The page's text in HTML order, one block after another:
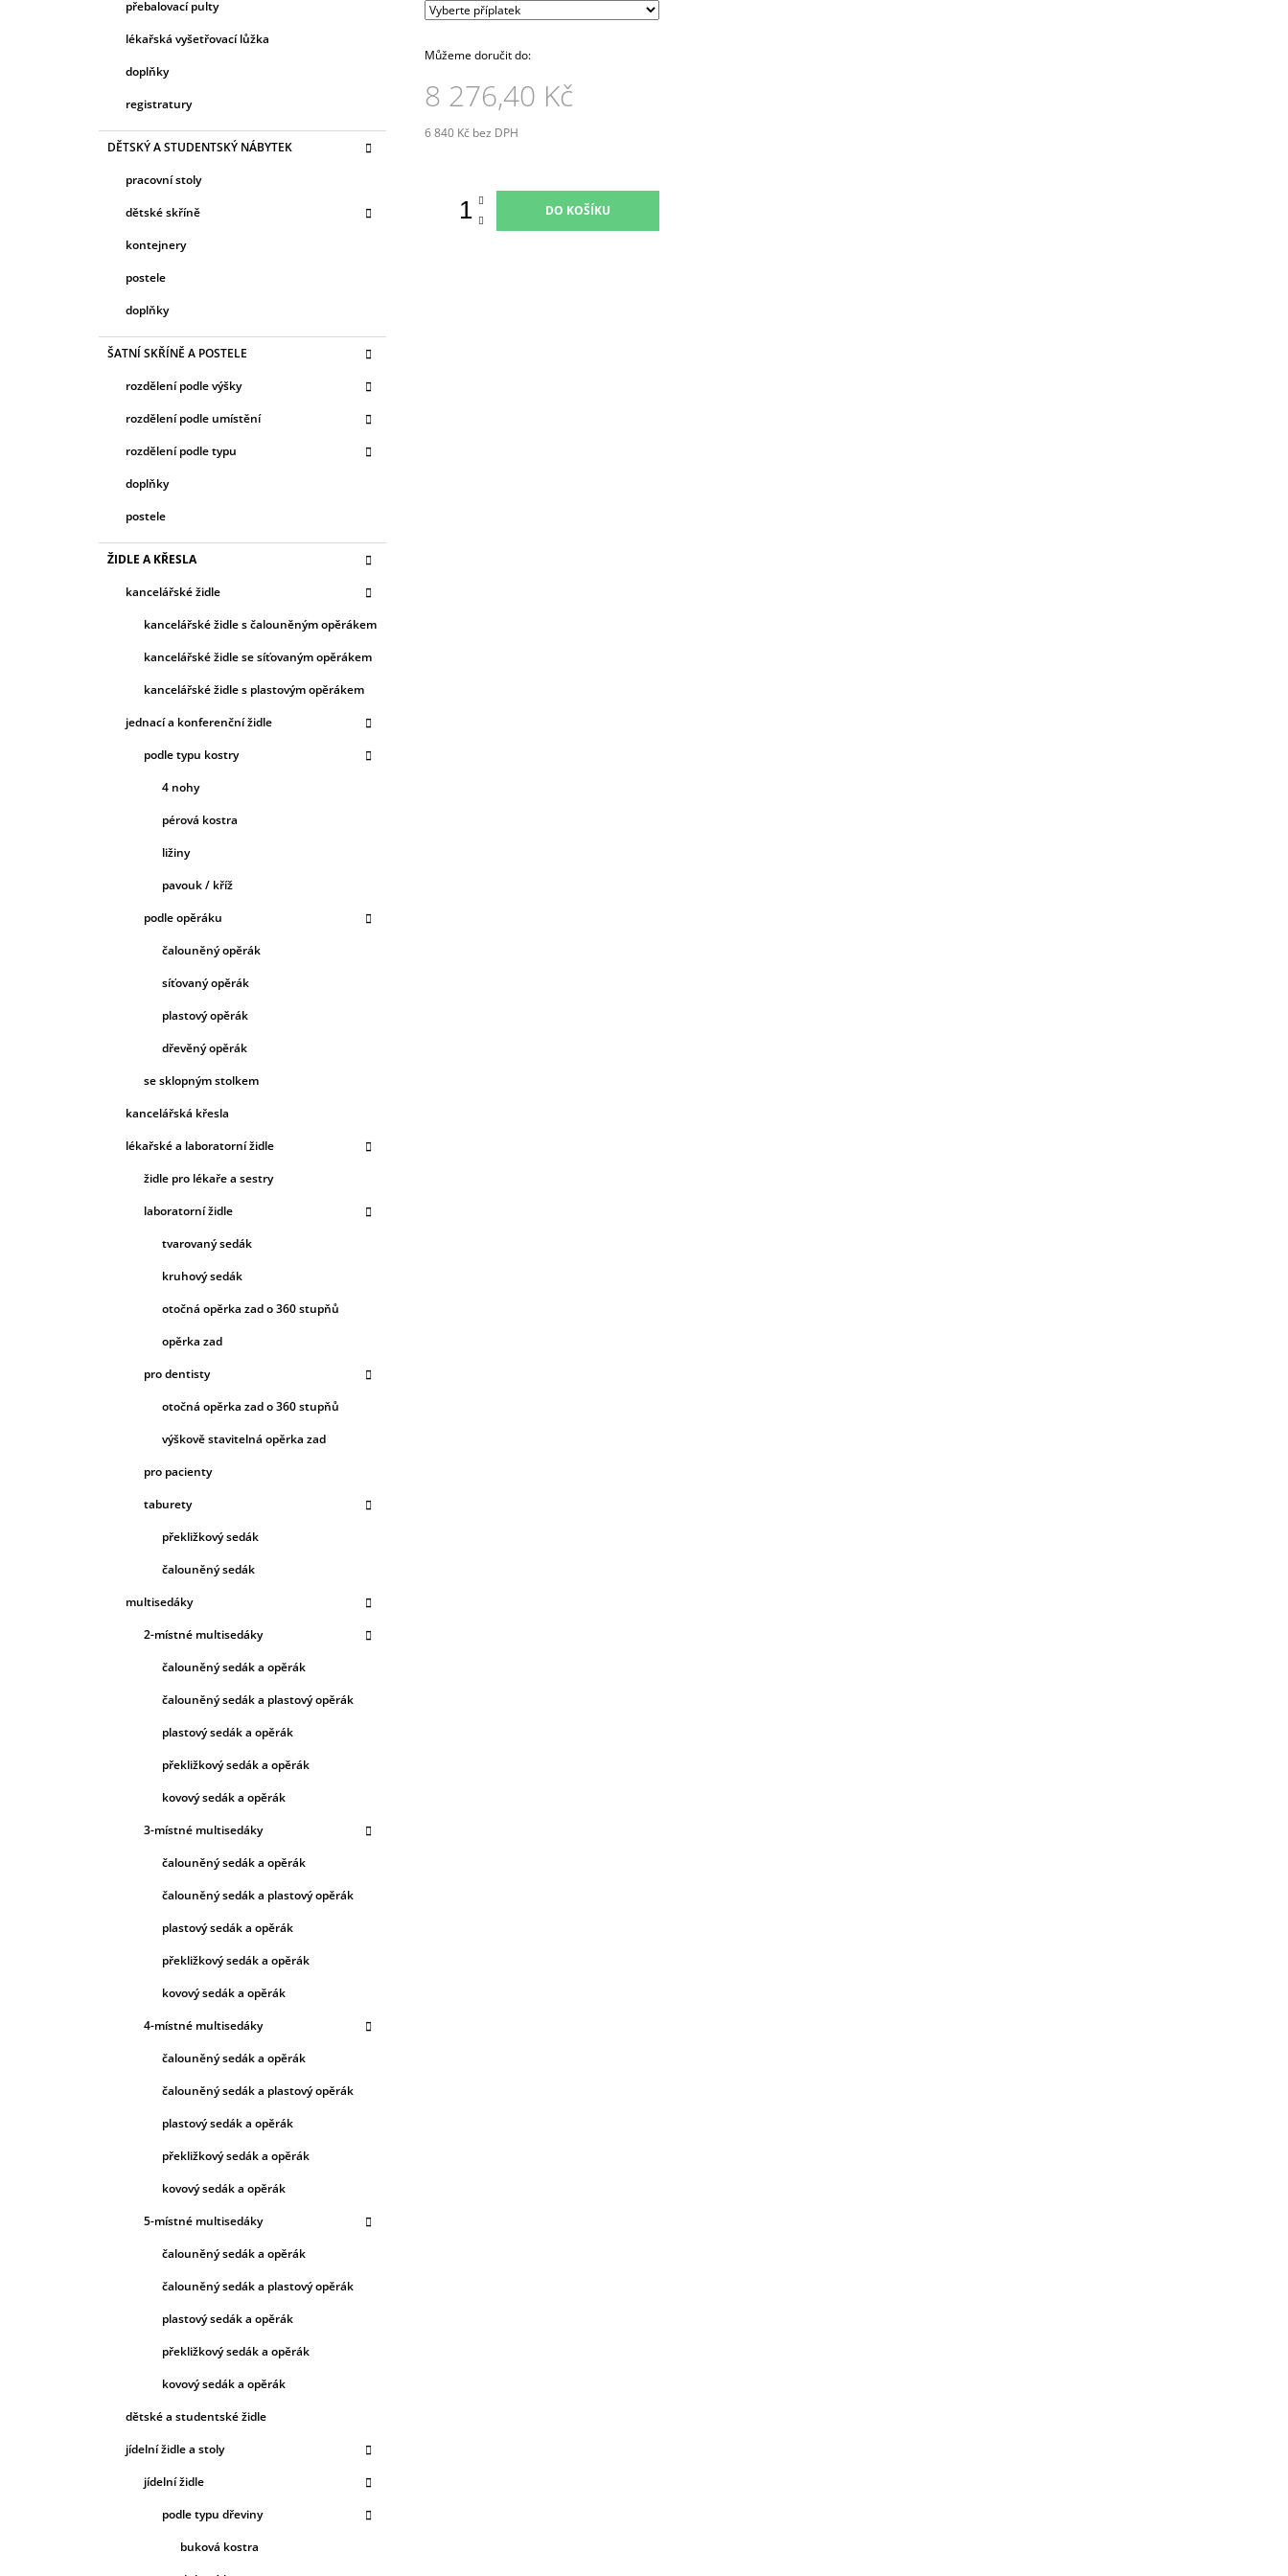
přebalovací pulty
lékařská vyšetřovací lůžka
doplňky
registratury
DĚTSKÝ A STUDENTSKÝ NÁBYTEK
pracovní stoly
dětské skříně
kontejnery
postele
doplňky
ŠATNÍ SKŘÍNĚ A POSTELE
rozdělení podle výšky
rozdělení podle umístění
rozdělení podle typu
doplňky
postele
ŽIDLE A KŘESLA
kancelářské židle
kancelářské židle s čalouněným opěrákem
kancelářské židle se síťovaným opěrákem
kancelářské židle s plastovým opěrákem
jednací a konferenční židle
podle typu kostry
4 nohy
pérová kostra
ližiny
pavouk / kříž
podle opěráku
čalouněný opěrák
síťovaný opěrák
plastový opěrák
dřevěný opěrák
se sklopným stolkem
kancelářská křesla
lékařské a laboratorní židle
židle pro lékaře a sestry
laboratorní židle
tvarovaný sedák
kruhový sedák
otočná opěrka zad o 360 stupňů
opěrka zad
pro dentisty
otočná opěrka zad o 360 stupňů
výškově stavitelná opěrka zad
pro pacienty
taburety
překližkový sedák
čalouněný sedák
multisedáky
2-místné multisedáky
čalouněný sedák a opěrák
čalouněný sedák a plastový opěrák
plastový sedák a opěrák
překližkový sedák a opěrák
kovový sedák a opěrák
3-místné multisedáky
čalouněný sedák a opěrák
čalouněný sedák a plastový opěrák
plastový sedák a opěrák
překližkový sedák a opěrák
kovový sedák a opěrák
4-místné multisedáky
čalouněný sedák a opěrák
čalouněný sedák a plastový opěrák
plastový sedák a opěrák
překližkový sedák a opěrák
kovový sedák a opěrák
5-místné multisedáky
čalouněný sedák a opěrák
čalouněný sedák a plastový opěrák
plastový sedák a opěrák
překližkový sedák a opěrák
kovový sedák a opěrák
dětské a studentské židle
jídelní židle a stoly
jídelní židle
podle typu dřeviny
buková kostra
Můžeme doručit do:
8 276,40 Kč
6 840 Kč bez DPH
DO KOŠÍKU